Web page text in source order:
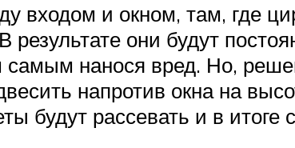
входом и окном, там, где
они будут
самым нанося вред. Но,
напротив окна на
будут рассевать и в итоге